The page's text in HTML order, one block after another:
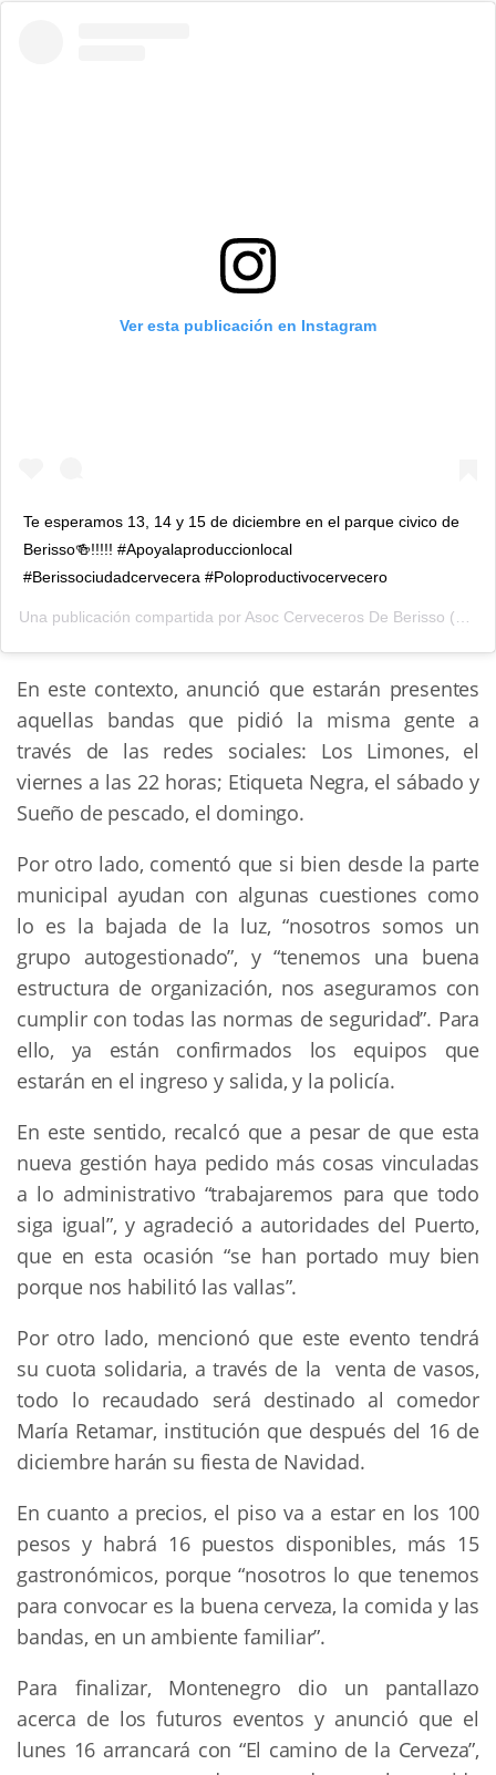
Ver esta publicación en Instagram
Te esperamos 13, 14 y 15 de diciembre en el parque civico de
Berisso🍻!!!!! #Apoyalaproduccionlocal
#Berissociudadcervecera #Poloproductivocervecero
Una publicación compartida por Asoc Cerveceros De Berisso (@cervecerosdeberisso) el
En este contexto, anunció que estarán presentes
aquellas bandas que pidió la misma gente a
través de las redes sociales: Los Limones, el
viernes a las 22 horas; Etiqueta Negra, el sábado y
Sueño de pescado, el domingo.
Por otro lado, comentó que si bien desde la parte
municipal ayudan con algunas cuestiones como
lo es la bajada de la luz, “nosotros somos un
grupo autogestionado”, y “tenemos una buena
estructura de organización, nos aseguramos con
cumplir con todas las normas de seguridad”. Para
ello, ya están confirmados los equipos que
estarán en el ingreso y salida, y la policía.
En este sentido, recalcó que a pesar de que esta
nueva gestión haya pedido más cosas vinculadas
a lo administrativo “trabajaremos para que todo
siga igual”, y agradeció a autoridades del Puerto,
que en esta ocasión “se han portado muy bien
porque nos habilitó las vallas”.
Por otro lado, mencionó que este evento tendrá
su cuota solidaria, a través de la venta de vasos,
todo lo recaudado será destinado al comedor
María Retamar, institución que después del 16 de
diciembre harán su fiesta de Navidad.
En cuanto a precios, el piso va a estar en los 100
pesos y habrá 16 puestos disponibles, más 15
gastronómicos, porque “nosotros lo que tenemos
para convocar es la buena cerveza, la comida y las
bandas, en un ambiente familiar”.
Para finalizar, Montenegro dio un pantallazo
acerca de los futuros eventos y anunció que el
lunes 16 arrancará con “El camino de la Cerveza”,